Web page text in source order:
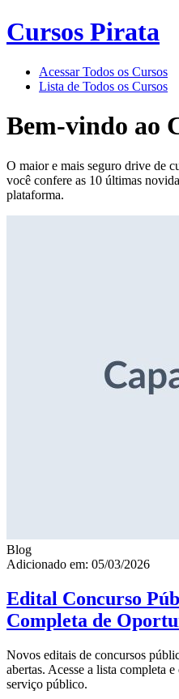
Cursos Pirata
Acessar Todos os Cursos
Lista de Todos os Cursos
Bem-vindo ao
O maior e mais seguro drive de
você confere as 10 últimas
plataforma.
Blog
Adicionado em: 05/03/2026
Edital Concurso
Completa de
Novos editais de concursos
abertas. Acesse a lista completa
serviço público.